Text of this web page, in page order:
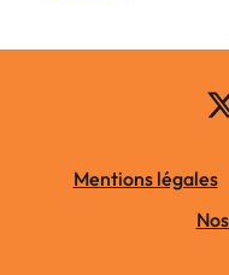
Mentions légales